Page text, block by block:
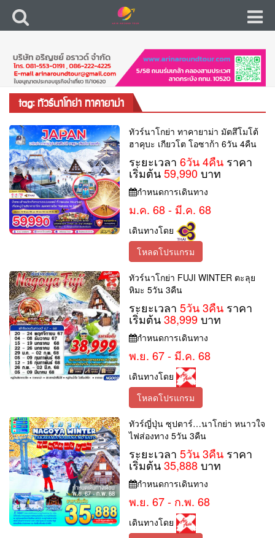
tag: ทัวร์นาโกย่า ทาคายาม่า
ทัวร์นาโกย่า ทาคายาม่า มัตสึโมโต้
ฮาคุบะ เกียวโต โอซาก้า 6วัน 4คืน
ระยะเวลา6วัน 4คืน ราคา
เริ่มต้น59,990บาท
กำหนดการเดินทาง
ม.ค. 68 - มี.ค. 68
เดินทางโดย
โหลดโปรแกรม
ทัวร์นาโกย่า FUJI WINTER ตะลุย
หิมะ 5วัน 3คืน
ระยะเวลา5วัน 3คืน ราคา
เริ่มต้น38,999บาท
กำหนดการเดินทาง
พ.ย. 67 - มี.ค. 68
เดินทางโดย
โหลดโปรแกรม
ทัวร์ญี่ปุ่น ซุปตาร์…นาโกย่า หนาวใจ
ไฟส่องทาง 5วัน 3คืน
ระยะเวลา5วัน 3คืน ราคา
เริ่มต้น35,888บาท
กำหนดการเดินทาง
พ.ย. 67 - ก.พ. 68
เดินทางโดย